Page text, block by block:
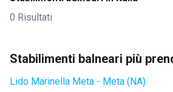
0 Risultati
Stabilimenti balneari più
Lido Marinella Meta - Meta (NA)